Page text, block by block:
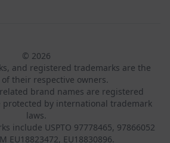
© 2026
and registered trademarks are the
their respective owners.
brand names are registered
protected by international trademark
laws.
include USPTO 97778465, 97866052
EU18823472, EU18830896.